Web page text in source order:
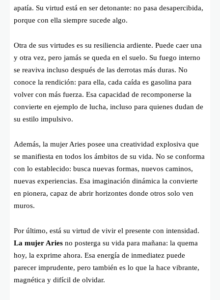
apatía. Su virtud está en ser detonante: no pasa desapercibida,
porque con ella siempre sucede algo.
Otra de sus virtudes es su resiliencia ardiente. Puede caer una
y otra vez, pero jamás se queda en el suelo. Su fuego interno
se reaviva incluso después de las derrotas más duras. No
conoce la rendición: para ella, cada caída es gasolina para
volver con más fuerza. Esa capacidad de recomponerse la
convierte en ejemplo de lucha, incluso para quienes dudan de
su estilo impulsivo.
Además, la mujer Aries posee una creatividad explosiva que
se manifiesta en todos los ámbitos de su vida. No se conforma
con lo establecido: busca nuevas formas, nuevos caminos,
nuevas experiencias. Esa imaginación dinámica la convierte
en pionera, capaz de abrir horizontes donde otros solo ven
muros.
Por último, está su virtud de vivir el presente con intensidad.
La mujer Aries no posterga su vida para mañana: la quema
hoy, la exprime ahora. Esa energía de inmediatez puede
parecer imprudente, pero también es lo que la hace vibrante,
magnética y difícil de olvidar.